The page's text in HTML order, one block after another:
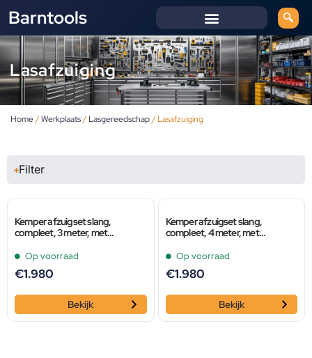
Barntools
Lasafzuiging
Home/Werkplaats/ Lasgereedschap/ Lasafzuiging
Filter
Kemper afzuigset slang,
compleet, 3 meter, met
Op voorraad
€1.980
Bekijk
Kemper afzuigset slang,
compleet, 4 meter, met
Op voorraad
€1.980
Bekijk